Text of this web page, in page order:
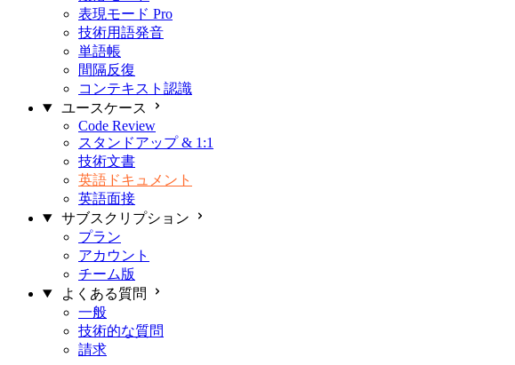
表現モード Pro
技術用語発音
単語帳
間隔反復
コンテキスト認識
ユースケース
Code Review
スタンドアップ & 1:1
技術文書
英語ドキュメント
英語面接
サブスクリプション
プラン
アカウント
チーム版
よくある質問
一般
技術的な質問
請求